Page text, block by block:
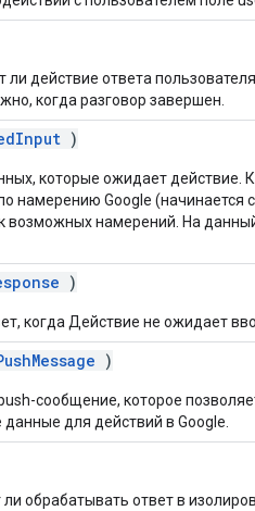
ли действие ответа
когда разговор завершен.
)
которые ожидает действие.
намерению Google (начинается
возможных намерений. На
)
когда Действие не ожидает
)
сообщение, которое
для действий в Google.
ли обрабатывать ответ в